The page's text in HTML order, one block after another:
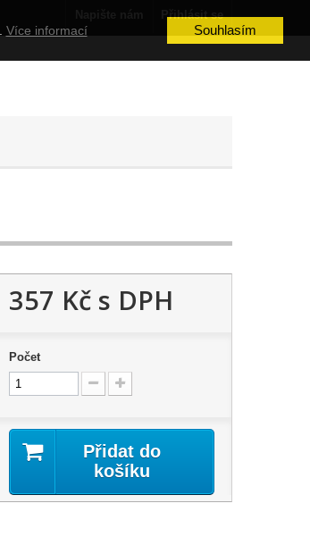
Přihlásit se
357 Kčs DPH
Počet
Přidat do
košíku
Více informací Souhlasím